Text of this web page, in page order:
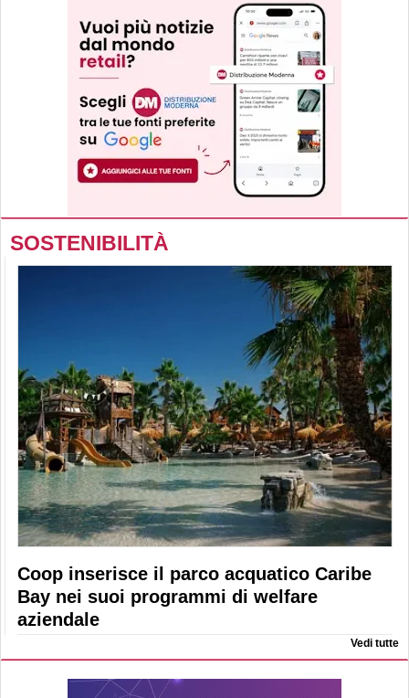
SOSTENIBILITÀ
Coop inserisce il parco acquatico Caribe
Bay nei suoi programmi di welfare
aziendale
Vedi tutte